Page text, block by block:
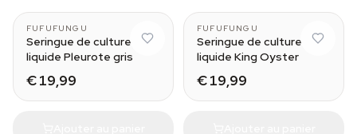
FUFUFUNGU
Seringue de culture
liquide Pleurote gris
€ 19,99
FUFUFUNGU
Seringue de culture
liquide King Oyster
€ 19,99